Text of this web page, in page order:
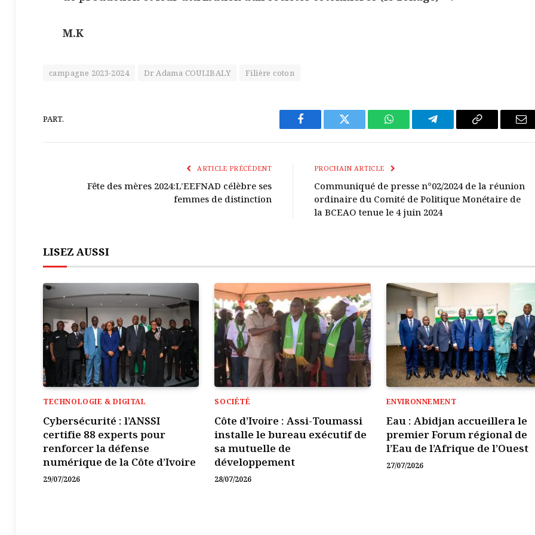
M.K
campagne 2023-2024 Dr Adama COULIBALY Filière coton
PART.
Facebook Twitter WhatsAppTélégrammeCopier
E-
ARTICLE PRÉCÉDENT
Fête des mères 2024:L’EEFNAD célèbre ses
femmes de distinction
PROCHAIN ARTICLE
Communiqué de presse n°02/2024 de la réunion
ordinaire du Comité de Politique Monétaire de
la BCEAO tenue le 4 juin 2024
LISEZ AUSSI
TECHNOLOGIE & DIGITAL
Cybersécurité : l’ANSSI
certifie 88 experts pour
renforcer la défense
numérique de la Côte d’Ivoire
29/07/2026
SOCIÉTÉ
Côte d’Ivoire : Assi-Toumassi
installe le bureau exécutif de
sa mutuelle de
développement
28/07/2026
ENVIRONNEMENT
Eau : Abidjan accueillera le
premier Forum régional de
l’Eau de l’Afrique de l’Ouest
27/07/2026